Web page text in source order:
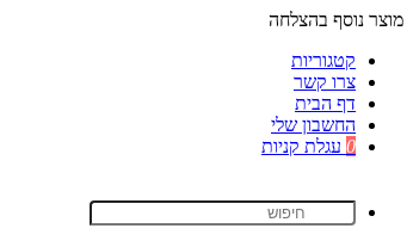
מוצר נוסף בהצלחה
קטגוריות
צרו קשר
דף הבית
החשבון שלי
0 עגלת קניות